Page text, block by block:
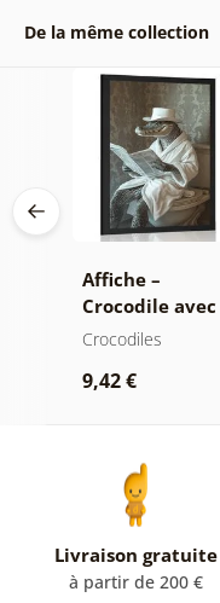
De la même collection
Affiche –
Crocodile avec
journal aux
Crocodiles
9,42 €
Livraison gratuite
à partir de 200 €